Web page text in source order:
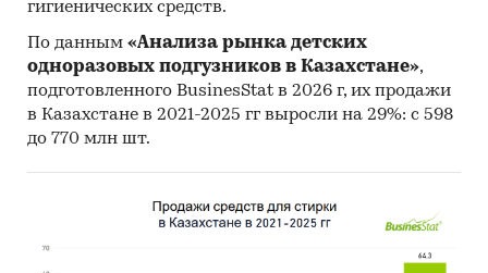
привлекательности рынка
Прогноз развития рынка деревянных окон
и дверей (включая двери застекленные,
рамы и пороги деревянные) Казахстана до
Рекомендации и выводы
Источники информации:
гигиенических средств.
По данным «Анализа рынка детских
одноразовых подгузников в Казахстане»,
подготовленного BusinesStat в 2026 г, их продажи
в Казахстане в 2021-2025 гг выросли на 29%: с 598
до 770 млн шт.